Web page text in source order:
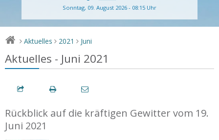
Sonntag, 09. August 2026 - 08:15 Uhr
> Aktuelles > 2021 > Juni
Aktuelles - Juni 2021
Rückblick auf die kräftigen Gewitter vom 19.
Juni 2021